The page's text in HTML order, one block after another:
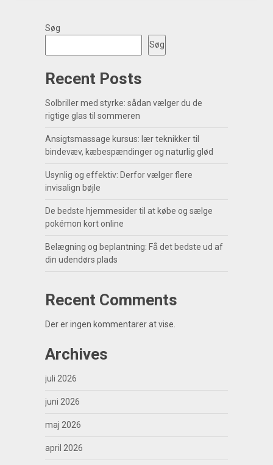
Søg
Søg
Recent Posts
Solbriller med styrke: sådan vælger du de
rigtige glas til sommeren
Ansigtsmassage kursus: lær teknikker til
bindevæv, kæbespændinger og naturlig glød
Usynlig og effektiv: Derfor vælger flere
invisalign bøjle
De bedste hjemmesider til at købe og sælge
pokémon kort online
Belægning og beplantning: Få det bedste ud af
din udendørs plads
Recent Comments
Der er ingen kommentarer at vise.
Archives
juli 2026
juni 2026
maj 2026
april 2026